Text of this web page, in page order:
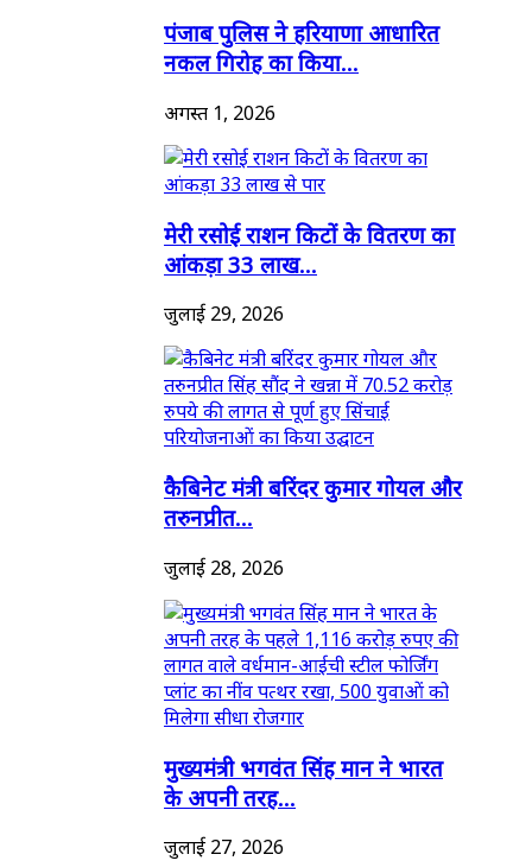
पंजाब पुलिस ने हरियाणा आधारित
नकल गिरोह का किया...
अगस्त 1, 2026
मेरी रसोई राशन किटों के वितरण का
आंकड़ा 33 लाख...
जुलाई 29, 2026
कैबिनेट मंत्री बरिंदर कुमार गोयल और
तरुनप्रीत...
जुलाई 28, 2026
मुख्यमंत्री भगवंत सिंह मान ने भारत
के अपनी तरह...
जुलाई 27, 2026